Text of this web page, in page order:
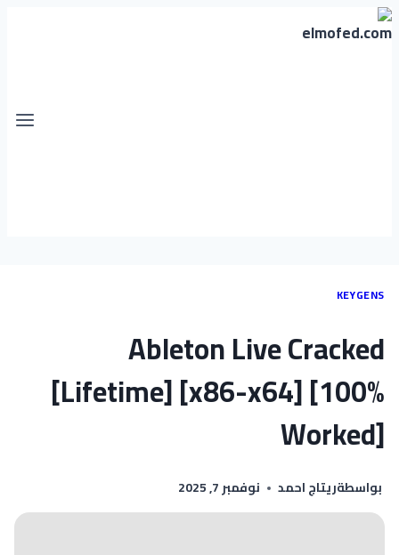
KEYGENS
Ableton Live Cracked
[Lifetime] [x86-x64] [100%
Worked]
بواسطةريتاج احمد نوفمبر 7, 2025